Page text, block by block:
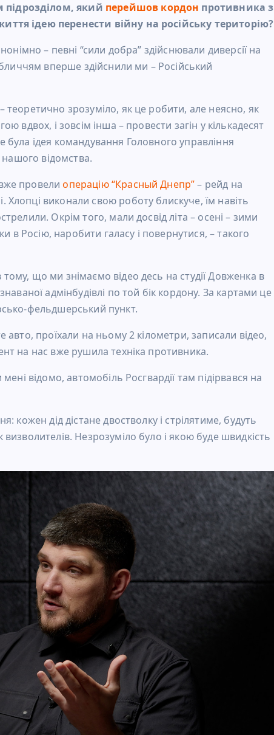
який перейшов кордон противника з
ідею перенести війну на російську територію?
– певні “сили добра” здійснювали диверсії на
вперше здійснили ми – Російський
зрозуміло, як це робити, але неясно, як
вдвох, і зовсім інша – провести загін у кількадесят
ідея командування Головного управління
нашого відомства.
провелиоперацію “Красный Днепр”– рейд на
виконали свою роботу блискуче, їм навіть
Окрім того, мали досвід літа – осені – зими
в Росію, наробити галасу і повернутися, – такого
що ми знімаємо відео десь на студії Довженка в
адмінбудівлі по той бік кордону. За картами це
фельдшерський пункт.
проїхали на ньому 2 кілометри, записали відео,
на нас вже рушила техніка противника.
відомо, автомобіль Росгвардії там підірвався на
кожен дід дістане двостволку і стрілятиме, будуть
Незрозуміло було і якою буде швидкість